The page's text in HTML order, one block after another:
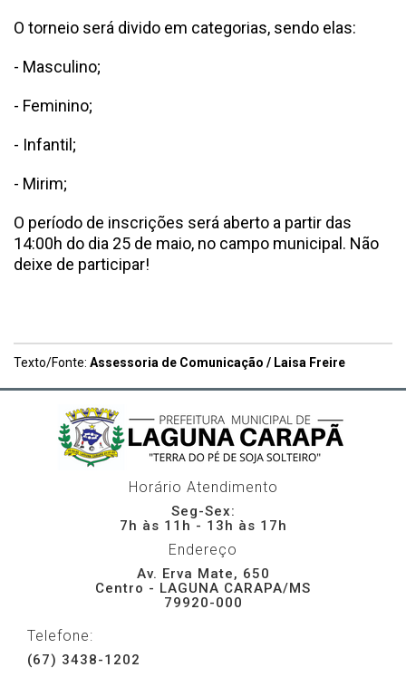
O torneio será divido em categorias, sendo elas:
- Masculino;
- Feminino;
- Infantil;
- Mirim;
O período de inscrições será aberto a partir das
14:00h do dia 25 de maio, no campo municipal. Não
deixe de participar!
Texto/Fonte: Assessoria de Comunicação / Laisa Freire
Horário Atendimento
Seg-Sex:
7h às 11h - 13h às 17h
Endereço
Av. Erva Mate, 650
Centro - LAGUNA CARAPA/MS
79920-000
Telefone:
(67) 3438-1202